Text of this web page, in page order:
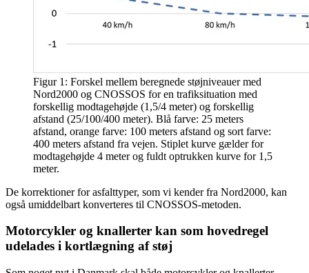
Figur 1: Forskel mellem beregnede støjniveauer med
Nord2000 og CNOSSOS for en trafiksituation med
forskellig modtagehøjde (1,5/4 meter) og forskellig
afstand (25/100/400 meter). Blå farve: 25 meters
afstand, orange farve: 100 meters afstand og sort farve:
400 meters afstand fra vejen. Stiplet kurve gælder for
modtagehøjde 4 meter og fuldt optrukken kurve for 1,5
meter.
De korrektioner for asfalttyper, som vi kender fra Nord2000, kan
også umiddelbart konverteres til CNOSSOS-metoden.
Motorcykler og knallerter kan som hovedregel
udelades i kortlægning af støj